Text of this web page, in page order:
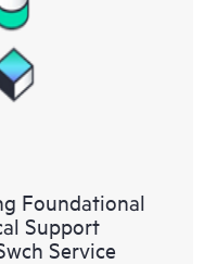
Foundational
Support
Service